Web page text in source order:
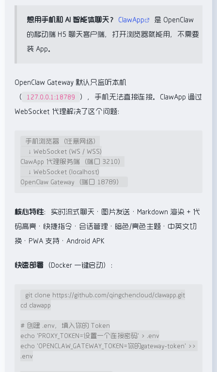
想用手机和 AI 智能体聊天？ ClawApp
是 OpenClaw
的移动端 H5 聊天客户端，打开浏览器就能用，不需要
装 App。
OpenClaw Gateway 默认只监听本机
（
127.0.0.1:18789
），手机无法直接连接。ClawApp 通过
WebSocket 代理解决了这个问题：
手机浏览器（任意网络）
ClawApp 代理服务端（端口 3210）
OpenClaw Gateway（端口 18789）
核心特性：实时流式聊天 · 图片发送 · Markdown 渲染 + 代
码高亮 · 快捷指令 · 会话管理 · 暗色/亮色主题 · 中英文切
换 · PWA 支持 · Android APK
快速部署 （Docker 一键启动）：
git clone https://github.com/qingchencloud/clawapp.git
cd clawapp
# 创建 .env，填入你的 Token
echo 'PROXY_TOKEN=设置一个连接密码' > .env
echo 'OPENCLAW_GATEWAY_TOKEN=你的gateway-token' >>
.env